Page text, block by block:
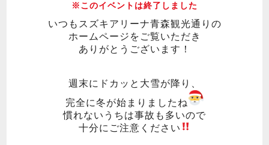
※このイベントは終了しました
いつもスズキアリーナ青森観光通りの
ホームページをご覧いただき
ありがとうございます！
週末にドカッと大雪が降り、
完全に冬が始まりましたね
慣れないうちは事故も多いので
十分にご注意ください